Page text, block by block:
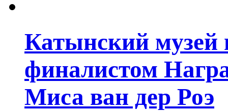
Катынский музей
финалистом
Миса ван дер Роэ